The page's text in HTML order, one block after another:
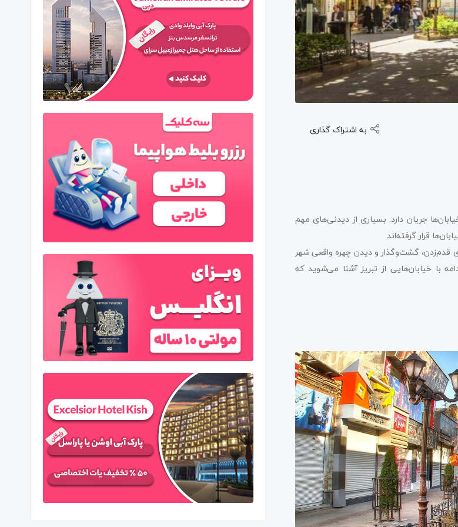
به اشتراک گذاری
جریان دارد. بسیاری از دیدنی‌های مهم
قرار گرفته‌اند.
قدم‌زدن، گشت‌وگذار و دیدن چهره واقعی شهر
با خیابان‌هایی از تبریز آشنا می‌شوید که